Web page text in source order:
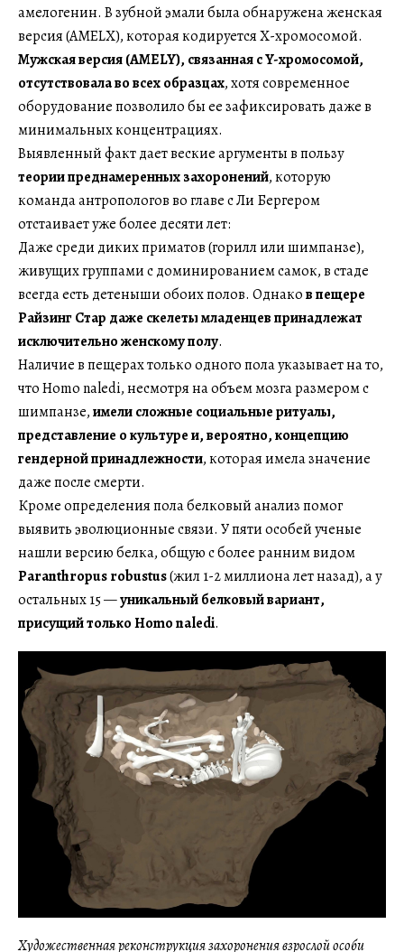
амелогенин. В зубной эмали была обнаружена женская
версия (AMELX), которая кодируется Х-хромосомой.
Мужская версия (AMELY), связанная с Y-хромосомой,
отсутствовала во всех образцах, хотя современное
оборудование позволило бы ее зафиксировать даже в
минимальных концентрациях.
Выявленный факт дает веские аргументы в пользу
теории преднамеренных захоронений, которую
команда антропологов во главе с Ли Бергером
отстаивает уже более десяти лет:
Даже среди диких приматов (горилл или шимпанзе),
живущих группами с доминированием самок, в стаде
всегда есть детеныши обоих полов. Однаков пещере
Райзинг Стар даже скелеты младенцев принадлежат
исключительно женскому полу.
Наличие в пещерах только одного пола указывает на то,
что Homo naledi, несмотря на объем мозга размером с
шимпанзе,имели сложные социальные ритуалы,
представление о культуре и, вероятно, концепцию
гендерной принадлежности, которая имела значение
даже после смерти.
Кроме определения пола белковый анализ помог
выявить эволюционные связи. У пяти особей ученые
нашли версию белка, общую с более ранним видом
Paranthropus robustus(жил 1-2 миллиона лет назад), а у
остальных 15 —уникальный белковый вариант,
присущий только Homo naledi.
Художественная реконструкция захоронения взрослой особи